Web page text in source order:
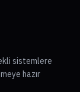
sistemlere
hazır